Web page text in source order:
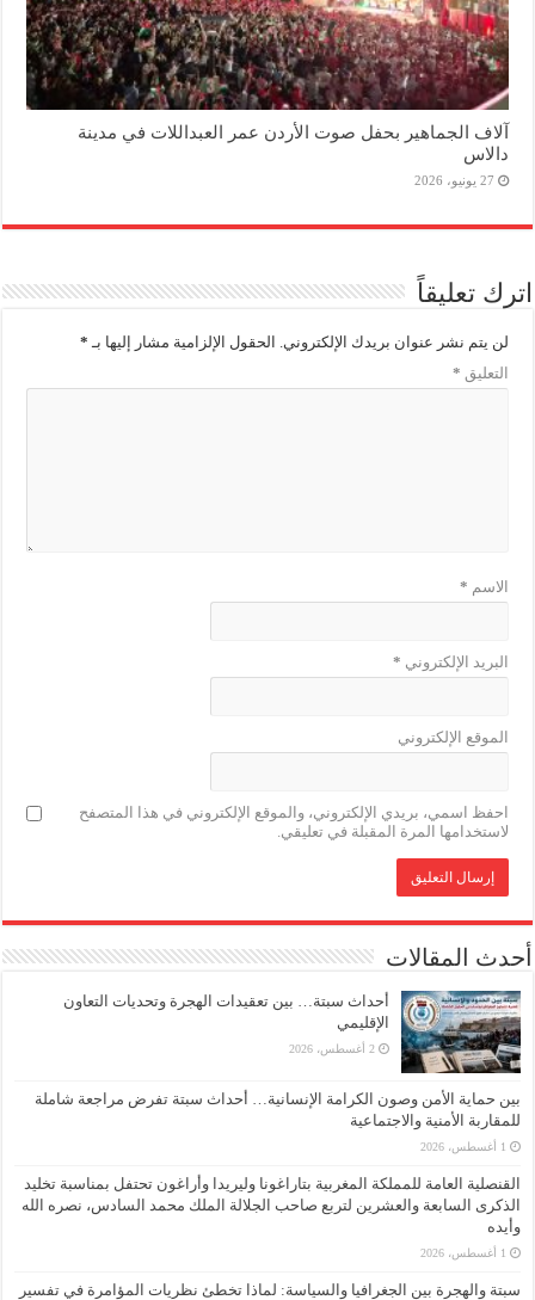
آلاف الجماهير بحفل صوت الأردن عمر العبداللات في مدينة
دالاس
27 يونيو، 2026
اترك تعليقاً
لن يتم نشر عنوان بريدك الإلكتروني. الحقول الإلزامية مشار إليها بـ *
التعليق *
الاسم *
البريد الإلكتروني *
الموقع الإلكتروني
احفظ اسمي، بريدي الإلكتروني، والموقع الإلكتروني في هذا المتصفح
لاستخدامها المرة المقبلة في تعليقي.
أحدث المقالات
أحداث سبتة… بين تعقيدات الهجرة وتحديات التعاون
الإقليمي
2 أغسطس، 2026
بين حماية الأمن وصون الكرامة الإنسانية… أحداث سبتة تفرض مراجعة شاملة
للمقاربة الأمنية والاجتماعية
1 أغسطس، 2026
القنصلية العامة للمملكة المغربية بتاراغونا وليريدا وأراغون تحتفل بمناسبة تخليد
الذكرى السابعة والعشرين لتربع صاحب الجلالة الملك محمد السادس، نصره الله
وأيده
1 أغسطس، 2026
سبتة والهجرة بين الجغرافيا والسياسة: لماذا تخطئ نظريات المؤامرة في تفسير